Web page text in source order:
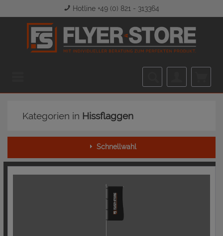
Hotline +49 (0) 821 - 313364
Kategorien in Hissflaggen
Schnellwahl